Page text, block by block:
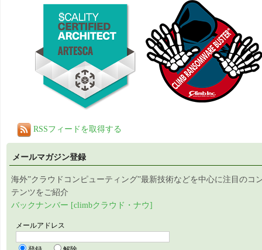
RSSフィードを取得する
メールマガジン登録
海外”クラウドコンピューティング”最新技術などを中心に注目のコ
テンツをご紹介
バックナンバー [climbクラウド・ナウ]